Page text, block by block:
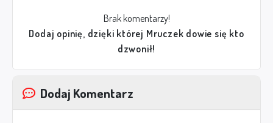
Brak komentarzy!
Dodaj opinię, dzięki której Mruczek dowie się kto
dzwonił!
Dodaj Komentarz